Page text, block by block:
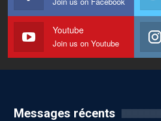
Youtube
Join us on Youtube
Messages récents